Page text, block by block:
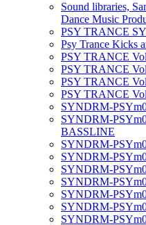
Sound libraries,
Dance Music
PSY TRANCE
Psy Trance Kicks
PSY TRANCE
PSY TRANCE
PSY TRANCE
PSY TRANCE
SYNDRM-
SYNDRM-
BASSLINE
SYNDRM-
SYNDRM-
SYNDRM-
SYNDRM-
SYNDRM-
SYNDRM-
SYNDRM-